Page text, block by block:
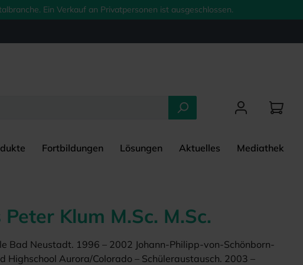
Ein Verkauf an Privatpersonen ist ausgeschlossen.
Fortbildungen Lösungen Aktuelles Mediathek
Klum M.Sc. M.Sc.
Bad Neustadt. 1996 – 2002 Johann-Philipp-von-Schönborn-
Aurora/Colorado – Schüleraustausch. 2003 –